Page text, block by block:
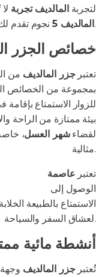
لتجربة المالديف تجربة
المالديف 5 نجوم تقدم عطلة مميزة.
خصائص الجزر
تعتبرجزر المالديف من
بمجموعة من الخصائص
للزوار الاستمتاع بإقامة
بيئة ممتازة من الراحة
لقضاءشهر العسل،
مثالية.
تعتبر عاصمة
الوصول إلى
الاستمتاع بالطبيعة
لعشاق السفر والسياحة.
أنشطة مائية
تُعتبرجزر المالديف وجهة